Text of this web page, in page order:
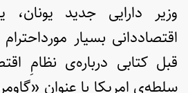
وزیر دارایی جدید یونان،
اقتصاددانی بسیار
قبل کتابی درباره‌ی نظامِ
سلطه‌ی امریکا با عنوانِ